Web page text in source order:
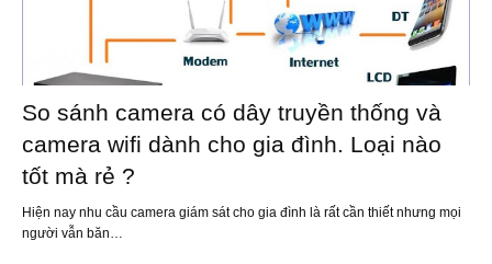
So sánh camera có dây truyền thống và
camera wifi dành cho gia đình. Loại nào
tốt mà rẻ ?
Hiện nay nhu cầu camera giám sát cho gia đình là rất cần thiết nhưng mọi
người vẫn băn…